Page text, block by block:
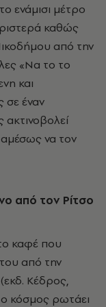
ενάμισι μέτρο
καθώς
από την
«Nα το το
και
σε έναν
αμέσως να τον
από τον Ρίτσο
καφέ που
από την
Κέδρος,
κόσμος ρωτάει